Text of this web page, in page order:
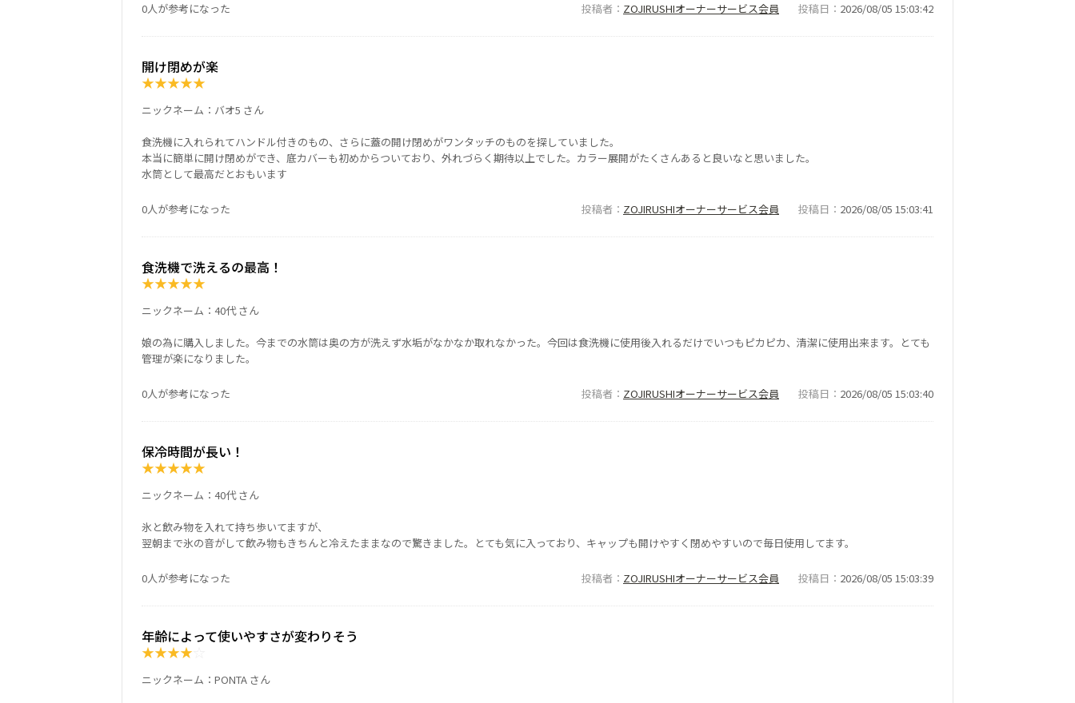
0人が参考になった 投稿者 ZOJIRUSHIオーナーサービス会員 投稿日 2026/08/05 15:03:42
開け閉めが楽
★★★★★
ニックネーム：バオ5 さん
食洗機に入れられてハンドル付きのもの、さらに蓋の開け閉めがワンタッチのものを探していました。
本当に簡単に開け閉めができ、底カバーも初めからついており、外れづらく期待以上でした。カラー展開がたくさんあると良いなと思いました。
水筒として最高だとおもいます
0人が参考になった 投稿者 ZOJIRUSHIオーナーサービス会員 投稿日 2026/08/05 15:03:41
食洗機で洗えるの最高！
★★★★★
ニックネーム：40代 さん
娘の為に購入しました。今までの水筒は奥の方が洗えず水垢がなかなか取れなかった。今回は食洗機に使用後入れるだけでいつもピカピカ、清潔に使用出来ます。とても
管理が楽になりました。
0人が参考になった 投稿者 ZOJIRUSHIオーナーサービス会員 投稿日 2026/08/05 15:03:40
保冷時間が長い！
★★★★★
ニックネーム：40代 さん
氷と飲み物を入れて持ち歩いてますが、
翌朝まで氷の音がして飲み物もきちんと冷えたままなので驚きました。とても気に入っており、キャップも開けやすく閉めやすいので毎日使用してます。
0人が参考になった 投稿者 ZOJIRUSHIオーナーサービス会員 投稿日 2026/08/05 15:03:39
年齢によって使いやすさが変わりそう
★★★★
ニックネーム：PONTA さん